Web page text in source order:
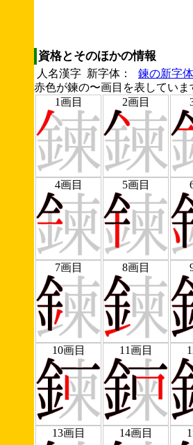
資格とそのほかの情報
人名漢字 新字体：
鍊の新字体
赤色が鍊の〜画目を表していま
1画目
2画目
4画目 5画目
7画目 8画目
10画目 11画目
13画目 14画目